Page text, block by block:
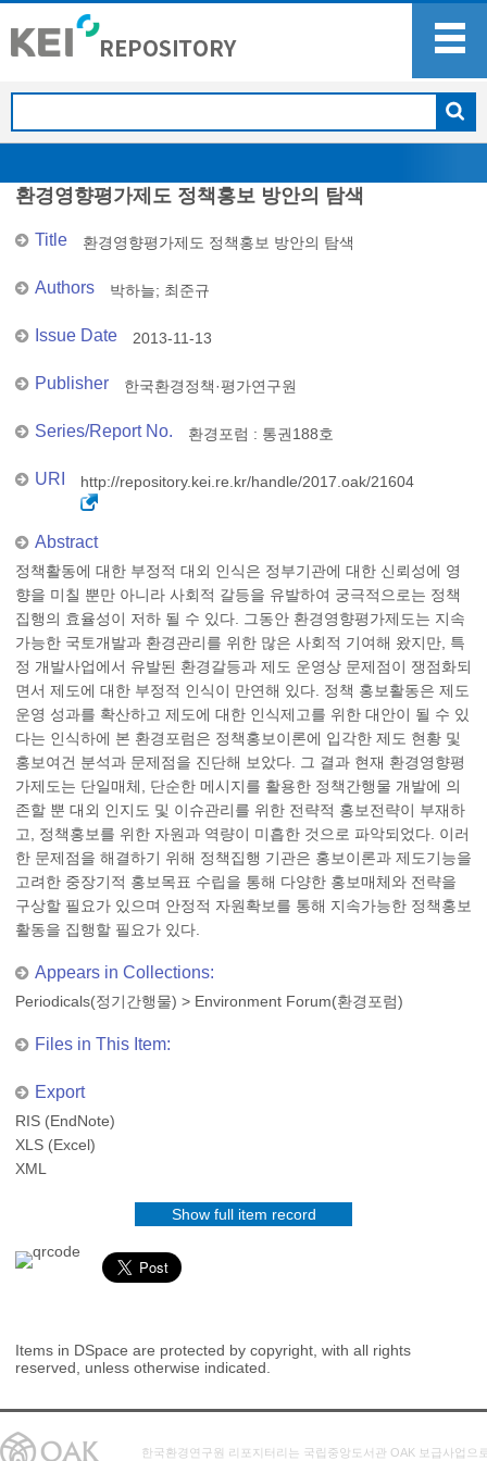
환경영향평가제도 정책홍보 방안의 탐색
Title 환경영향평가제도 정책홍보 방안의 탐색
Authors 박하늘; 최준규
Issue Date 2013-11-13
Publisher 한국환경정책·평가연구원
Series/Report No. 환경포럼 : 통권188호
URI http://repository.kei.re.kr/handle/2017.oak/21604
Abstract
정책활동에 대한 부정적 대외 인식은 정부기관에 대한 신뢰성에 영
향을 미칠 뿐만 아니라 사회적 갈등을 유발하여 궁극적으로는 정책
집행의 효율성이 저하 될 수 있다. 그동안 환경영향평가제도는 지속
가능한 국토개발과 환경관리를 위한 많은 사회적 기여해 왔지만, 특
정 개발사업에서 유발된 환경갈등과 제도 운영상 문제점이 쟁점화되
면서 제도에 대한 부정적 인식이 만연해 있다. 정책 홍보활동은 제도
운영 성과를 확산하고 제도에 대한 인식제고를 위한 대안이 될 수 있
다는 인식하에 본 환경포럼은 정책홍보이론에 입각한 제도 현황 및
홍보여건 분석과 문제점을 진단해 보았다. 그 결과 현재 환경영향평
가제도는 단일매체, 단순한 메시지를 활용한 정책간행물 개발에 의
존할 뿐 대외 인지도 및 이슈관리를 위한 전략적 홍보전략이 부재하
고, 정책홍보를 위한 자원과 역량이 미흡한 것으로 파악되었다. 이러
한 문제점을 해결하기 위해 정책집행 기관은 홍보이론과 제도기능을
고려한 중장기적 홍보목표 수립을 통해 다양한 홍보매체와 전략을
구상할 필요가 있으며 안정적 자원확보를 통해 지속가능한 정책홍보
활동을 집행할 필요가 있다.
Appears in Collections:
Periodicals(정기간행물) > Environment Forum(환경포럼)
Files in This Item:
Export
RIS (EndNote)
XLS (Excel)
XML
Show full item record
Items in DSpace are protected by copyright, with all rights
reserved, unless otherwise indicated.
한국환경연구원 리포지터리는 국립중앙도서관 OAK 보급사업